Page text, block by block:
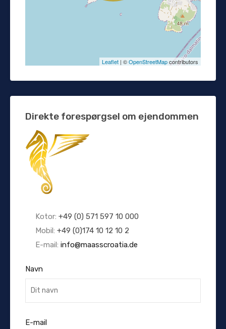
Leaflet | ©OpenStreetMapcontributors
Direkte forespørgsel om ejendommen
Kotor: +49 (0) 571 597 10 000
Mobil: +49 (0)174 10 12 10 2
E-mail: info@maasscroatia.de
Navn
E-mail